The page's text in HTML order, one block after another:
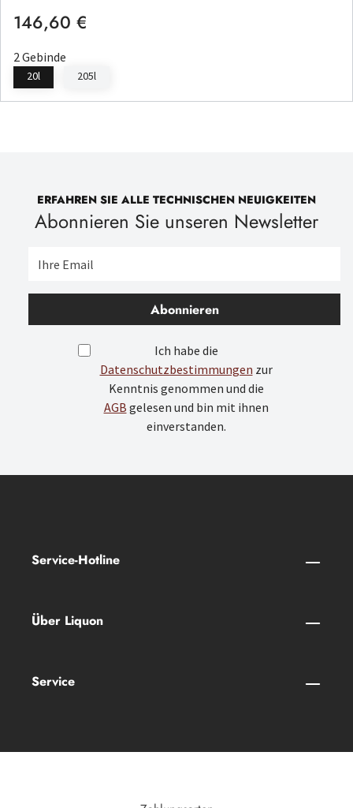
Regulärer Preis:
146,60 €
2 Gebinde
20l 205l
ERFAHREN SIE ALLE TECHNISCHEN NEUIGKEITEN
Abonnieren Sie unseren Newsletter
Abonnieren
Ich habe die
Datenschutzbestimmungen zur
Kenntnis genommen und die
AGB gelesen und bin mit ihnen
einverstanden.
Service-Hotline
Über Liquon
Service